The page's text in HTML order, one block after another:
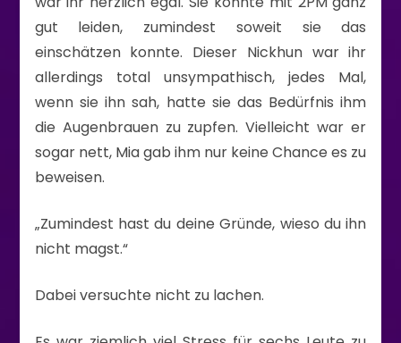
gut leiden, zumindest soweit sie das
einschätzen konnte. Dieser Nickhun war ihr
allerdings total unsympathisch, jedes Mal,
wenn sie ihn sah, hatte sie das Bedürfnis ihm
die Augenbrauen zu zupfen. Vielleicht war er
sogar nett, Mia gab ihm nur keine Chance es zu
beweisen.
„Zumindest hast du deine Gründe, wieso du ihn
nicht magst.“
Dabei versuchte nicht zu lachen.